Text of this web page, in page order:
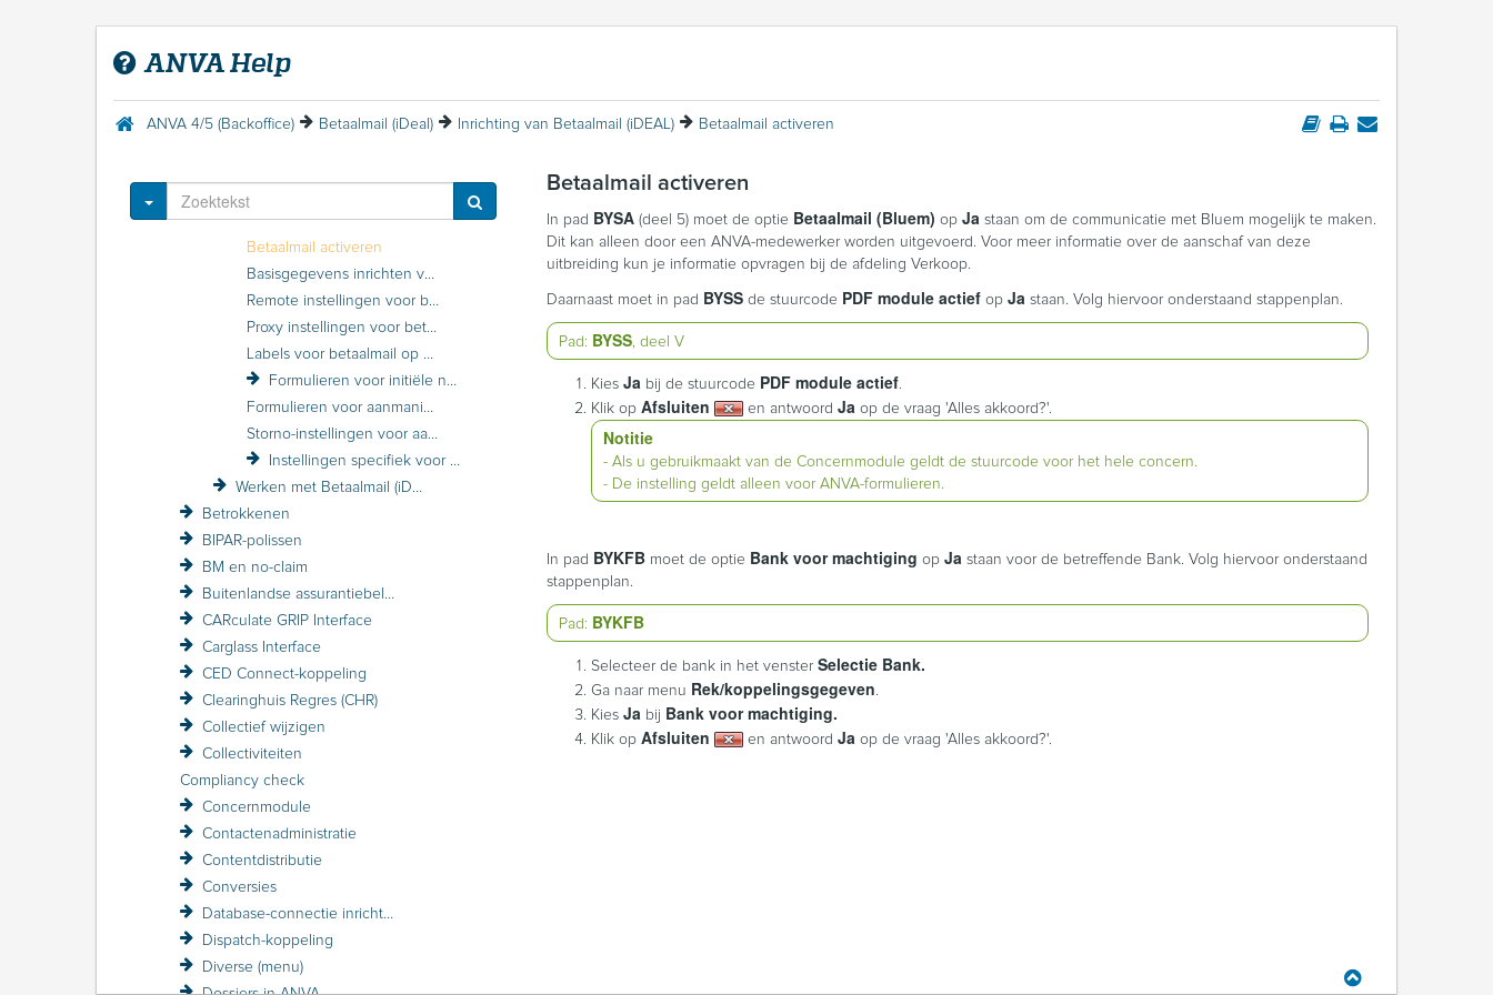
ANVA Help
ANVA 4/5 (Backoffice) Betaalmail (iDeal) Inrichting van Betaalmail (iDEAL) Betaalmail activeren
Toggle Dropdown
AXA Volmachtmodule
Bedrijfscertificaat
Inleiding Betaalmail (iDEAL)
Inrichting van Betaalmail (iDEAL)
Betaalmail activeren
Basisgegevens inrichten voor betaalmail
Remote instellingen voor betaalmail
Proxy instellingen voor betaalmail
Labels voor betaalmail op het relatiescherm plaatsen
Formulieren voor initiële nota aan incassowijzen koppelen
Formulieren voor aanmaningen en storneringen inrichten voor betaalmail
Storno-instellingen voor aanpassen betaalmail met Elektronisch dagafschrift
Instellingen specifiek voor AcceptEmail
Werken met Betaalmail (iDEAL)
Betrokkenen
BIPAR-polissen
BM en no-claim
Buitenlandse assurantiebelasting BAB
CARculate GRIP Interface
Carglass Interface
CED Connect-koppeling
Clearinghuis Regres (CHR)
Collectief wijzigen
Collectiviteiten
Compliancy check
Concernmodule
Contactenadministratie
Contentdistributie
Conversies
Database-connectie inrichten
Dispatch-koppeling
Diverse (menu)
Betaalmail activeren
In pad BYSA (deel 5) moet de optie Betaalmail (Bluem) op Ja staan om de communicatie met Bluem mogelijk te maken.
Dit kan alleen door een ANVA-medewerker worden uitgevoerd. Voor meer informatie over de aanschaf van deze
uitbreiding kun je informatie opvragen bij de afdeling Verkoop.
Daarnaast moet in pad BYSS de stuurcode PDF module actief op Ja staan. Volg hiervoor onderstaand stappenplan.
Pad: BYSS , deel V
Kies Ja bij de stuurcode PDF module actief
Klik op Afsluiten en antwoord Ja op de vraag 'Alles akkoord?'.
Notitie
- Als u gebruikmaakt van de Concernmodule geldt de stuurcode voor het hele concern.
- De instelling geldt alleen voor ANVA-formulieren.
In pad BYKFB moet de optie Bank voor machtiging op Ja staan voor de betreffende Bank. Volg hiervoor onderstaand
stappenplan.
Pad: BYKFB
Selecteer de bank in het venster Selectie Bank.
Ga naar menu Rek/koppelingsgegeven
Kies Ja bij Bank voor machtiging.
Klik op Afsluiten en antwoord Ja op de vraag 'Alles akkoord?'.